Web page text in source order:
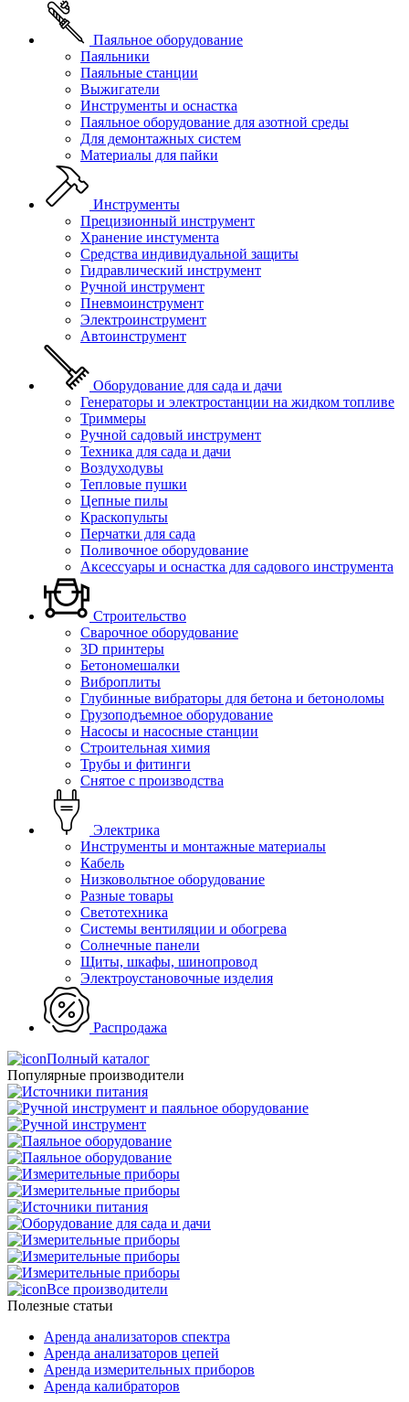
Паяльное оборудование
Паяльники
Паяльные станции
Выжигатели
Инструменты и оснастка
Паяльное оборудование для азотной среды
Для демонтажных систем
Материалы для пайки
Инструменты
Прецизионный инструмент
Хранение инстумента
Средства индивидуальной защиты
Гидравлический инструмент
Ручной инструмент
Пневмоинструмент
Электроинструмент
Автоинструмент
Оборудование для сада и дачи
Генераторы и электростанции на жидком топливе
Триммеры
Ручной садовый инструмент
Техника для сада и дачи
Воздуходувы
Тепловые пушки
Цепные пилы
Краскопульты
Перчатки для сада
Поливочное оборудование
Аксессуары и оснастка для садового инструмента
Строительство
Сварочное оборудование
3D принтеры
Бетономешалки
Виброплиты
Глубинные вибраторы для бетона и бетоноломы
Грузоподъемное оборудование
Насосы и насосные станции
Строительная химия
Трубы и фитинги
Снятое с производства
Электрика
Инструменты и монтажные материалы
Кабель
Низковольтное оборудование
Разные товары
Светотехника
Системы вентиляции и обогрева
Солнечные панели
Щиты, шкафы, шинопровод
Электроустановочные изделия
Распродажа
Полный каталог
Популярные производители
Все производители
Полезные статьи
Аренда анализаторов спектра
Аренда анализаторов цепей
Аренда измерительных приборов
Аренда калибраторов